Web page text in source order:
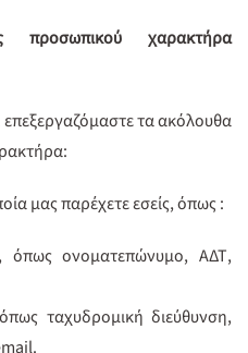
χαρακτήρα
τα ακόλουθα
μας παρέχετε εσείς, όπως :
όπως ονοματεπώνυμο, ΑΔΤ,
ταχυδρομική διεύθυνση,